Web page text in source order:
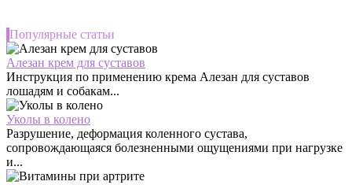
Популярные статьи
Алезан крем для суставов
Инструкция по применению крема Алезан для суставов
лошадям и собакам...
Уколы в колено
Разрушение, деформация коленного сустава,
сопровождающаяся болезненными ощущениями при нагрузке
и...